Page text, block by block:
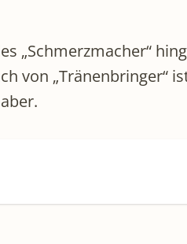
„Schmerzmacher“
von „Tränenbringer“